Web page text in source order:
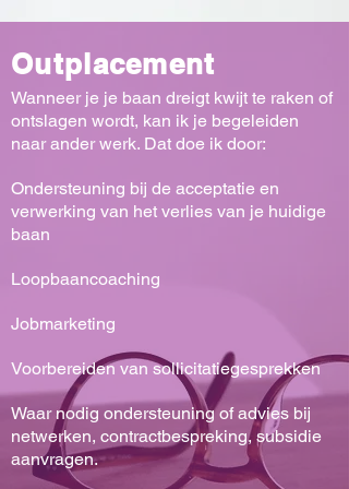
Outplacement
Wanneer je je baan dreigt kwijt te raken of
ontslagen wordt, kan ik je begeleiden
naar ander werk. Dat doe ik door:
Ondersteuning bij de acceptatie en
verwerking van het verlies van je huidige
baan
Loopbaancoaching
Jobmarketing
Voorbereiden van sollicitatiegesprekken
Waar nodig ondersteuning of advies bij
netwerken, contractbespreking, subsidie
aanvragen.